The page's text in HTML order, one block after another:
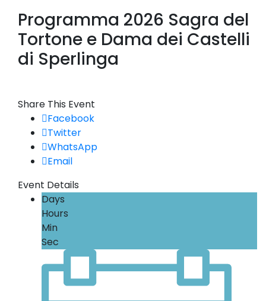
Programma 2026 Sagra del
Tortone e Dama dei Castelli
di Sperlinga
Share This Event
Facebook
Twitter
WhatsApp
Email
Event Details
Days
Hours
Min
Sec